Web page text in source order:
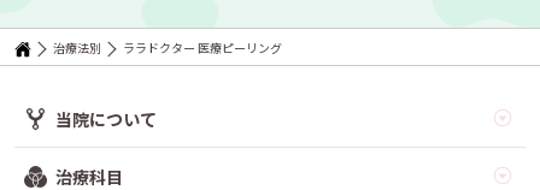
治療法別 ララドクター 医療ピーリング
当院について
治療科目